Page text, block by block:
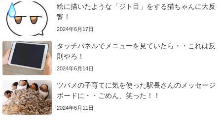
絵に描いたような「ジト目」をする猫ちゃんに大反
響！
2024年6月17日
タッチパネルでメニューを見ていたら・・これは反
則やろ！
2024年6月14日
ツバメの子育てに気を使った駅長さんのメッセージ
ボードに・・ごめん、笑った！！
2024年6月11日